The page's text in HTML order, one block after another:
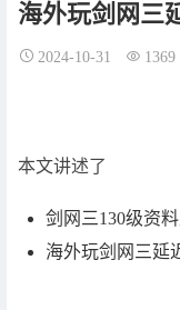
海外玩剑网三
2024-10-31 1369
本文讲述了
剑网三130级资
海外玩剑网三延